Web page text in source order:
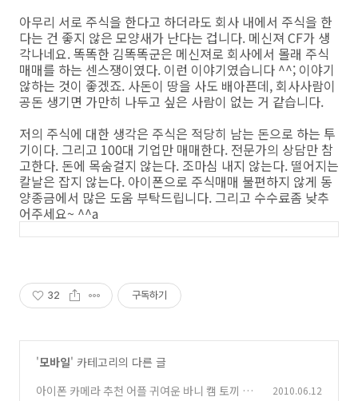
아무리 서로 주식을 한다고 하더라도 회사 내에서 주식을 한
다는 건 좋지 않은 모양새가 난다는 겁니다. 메신져 CF가 생
각나네요. 똑똑한 김똑똑군은 메신져로 회사에서 몰래 주식
매매를 하는 센스쟁이였다. 이런 이야기였습니다 ^^; 이야기
않하는 것이 좋겠죠. 사돈이 땅을 사도 배아픈데, 회사사람이
공돈 생기면 가만히 나두고 싶은 사람이 없는 거 같습니다.
저의 주식에 대한 생각은 주식은 적당히 남는 돈으로 하는 투
기이다. 그리고 100대 기업만 매매한다. 전문가의 상담만 참
고한다. 돈에 목숨걸지 않는다. 조마심 내지 않는다. 떨어지는
칼날은 잡지 않는다. 아이폰으로 주식매매 불편하지 않게 동
양종금에서 많은 도움 부탁드립니다. 그리고 수수료좀 낮추
어주세요~ ^^a
32 구독하기
'모바일' 카테고리의 다른 글
아이폰 카메라 추천 어플 귀여운 바니 캠 토끼 캠
2010.06.12